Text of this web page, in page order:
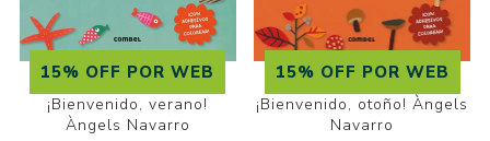
15% OFF POR WEB
¡Bienvenido, verano!
Àngels Navarro
15% OFF POR WEB
¡Bienvenido, otoño! Àngels
Navarro